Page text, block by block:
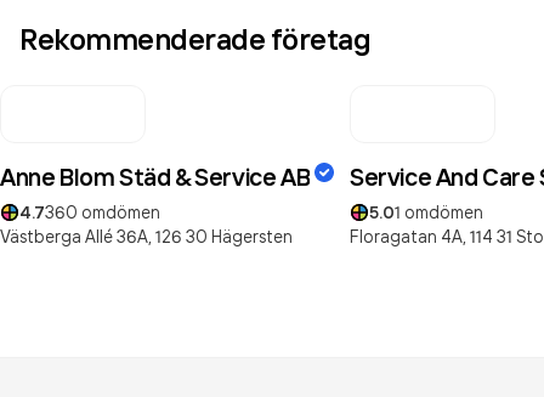
Rekommenderade företag
Anne Blom Städ & Service AB
4.7360 omdömen
Västberga Allé 36A, 126 30 Hägersten
Service And
5.01 omdömen
Floragatan 4A, 114 31